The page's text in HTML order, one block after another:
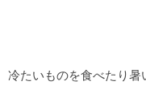
冷たいものを食べたり暑